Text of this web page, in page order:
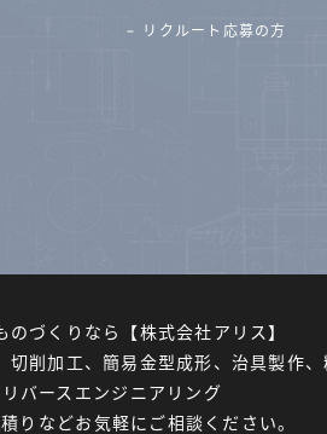
リクルート応募の方
のづくりなら 【株式会社アリス】
削加工、簡易金型成形、治具製作
バースエンジニアリング
りなどお気軽にご相談ください。